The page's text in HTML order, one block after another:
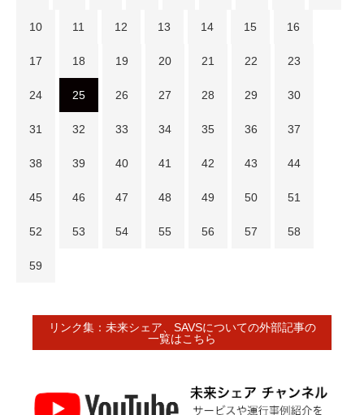
10 11 12 13 14 15 16
17 18 19 20 21 22 23
24 25 26 27 28 29 30
31 32 33 34 35 36 37
38 39 40 41 42 43 44
45 46 47 48 49 50 51
52 53 54 55 56 57 58
59
リンク集：未来シェア、SAVSについての外部記事の
一覧はこちら